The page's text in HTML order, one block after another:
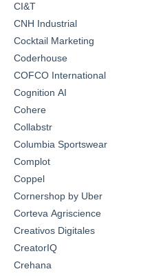
CI&T
CNH Industrial
Cocktail Marketing
Coderhouse
COFCO International
Cognition AI
Cohere
Collabstr
Columbia Sportswear
Complot
Coppel
Cornershop by Uber
Corteva Agriscience
Creativos Digitales
CreatorIQ
Crehana